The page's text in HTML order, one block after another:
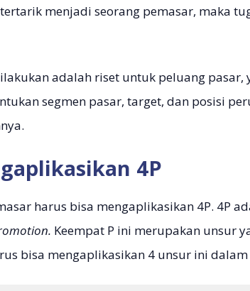
menjadi seorang pemasar, maka
adalah riset untuk peluang
segmen pasar, target, dan posisi
4P
harus bisa mengaplikasikan 4P. 4P
Keempat P ini merupakan unsur
bisa mengaplikasikan 4 unsur ini